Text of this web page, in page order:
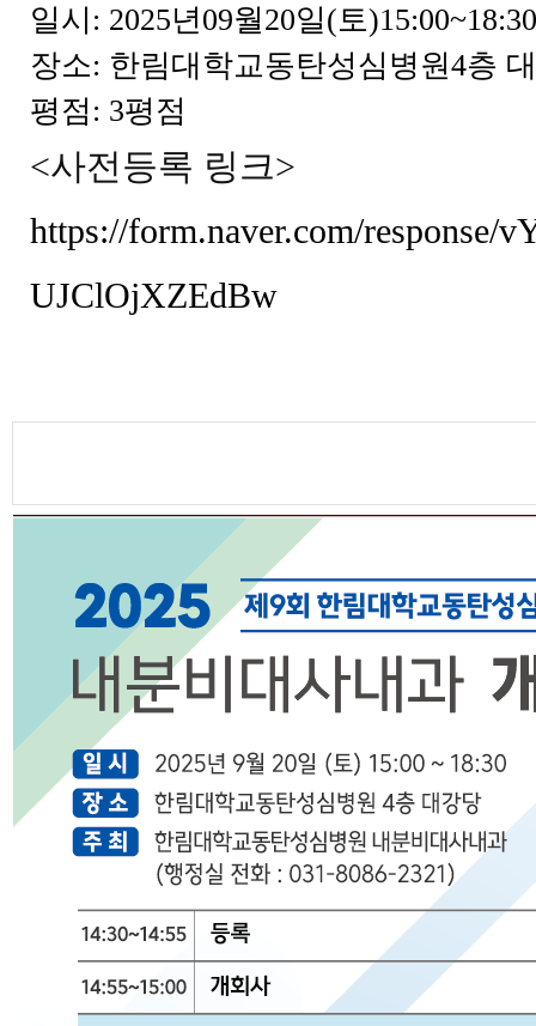
일시: 2025년09월20일(토)15:00~18:30
장소: 한림대학교동탄성심병원4층
평점: 3평점
<사전등록 링크>
https://form.naver.com/response/
UJClOjXZEdBw